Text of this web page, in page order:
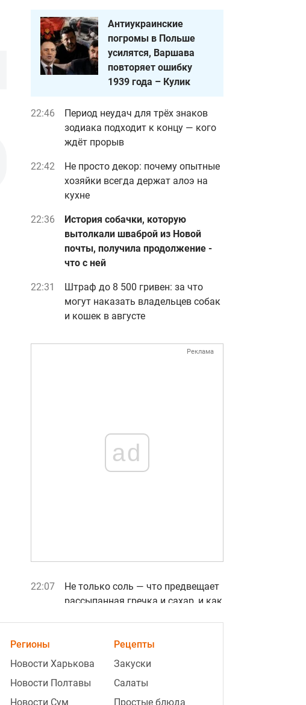
Антиукраинские
погромы в Польше
усилятся, Варшава
повторяет ошибку
1939 года – Кулик
22:46
Период неудач для трёх знаков
зодиака подходит к концу — кого
ждёт прорыв
22:42
Не просто декор: почему опытные
хозяйки всегда держат алоэ на
кухне
22:36
История собачки, которую
вытолкали шваброй из Новой
почты, получила продолжение -
что с ней
22:31
Штраф до 8 500 гривен: за что
могут наказать владельцев собак
и кошек в августе
Реклама
ad
22:07
Не только соль — что предвещает
рассыпанная гречка и сахар, и как
22:01
Листья станут зелеными, а
огородник поделился секретом
видео
Регионы
Новости Харькова
Новости Полтавы
Новости Сум
Рецепты
Закуски
Салаты
Простые блюда